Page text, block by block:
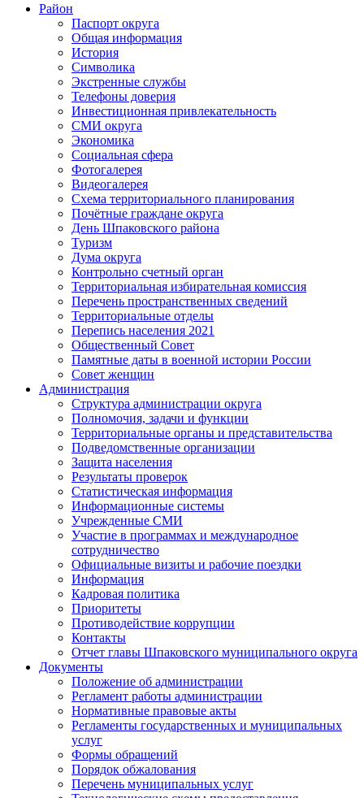
Район
Паспорт округа
Общая информация
История
Символика
Экстренные службы
Телефоны доверия
Инвестиционная привлекательность
СМИ округа
Экономика
Социальная сфера
Фотогалерея
Видеогалерея
Схема территориального планирования
Почётные граждане округа
День Шпаковского района
Туризм
Дума округа
Контрольно счетный орган
Территориальная избирательная комиссия
Перечень пространственных сведений
Территориальные отделы
Перепись населения 2021
Общественный Совет
Памятные даты в военной истории России
Совет женщин
Администрация
Структура администрации округа
Полномочия, задачи и функции
Территориальные органы и представительства
Подведомственные организации
Защита населения
Результаты проверок
Статистическая информация
Информационные системы
Учрежденные СМИ
Участие в программах и международное
сотрудничество
Официальные визиты и рабочие поездки
Информация
Кадровая политика
Приоритеты
Противодействие коррупции
Контакты
Отчет главы Шпаковского муниципального округа
Документы
Положение об администрации
Регламент работы администрации
Нормативные правовые акты
Регламенты государственных и муниципальных
услуг
Формы обращений
Порядок обжалования
Перечень муниципальных услуг